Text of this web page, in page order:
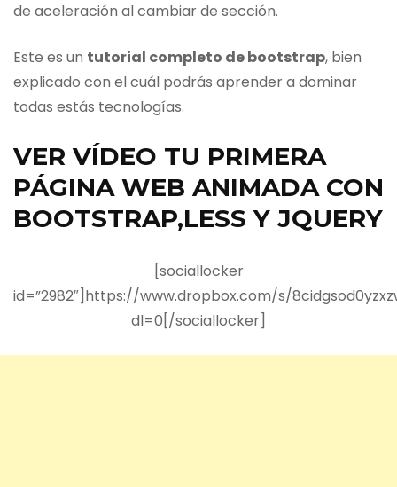
de aceleración al cambiar de sección.
Este es un tutorial completo de bootstrap, bien
explicado con el cuál podrás aprender a dominar
todas estás tecnologías.
VER VÍDEO TU PRIMERA
PÁGINA WEB ANIMADA CON
BOOTSTRAP,LESS Y JQUERY
[sociallocker
id=”2982″]https://www.dropbox.com/s/
dl=0[/sociallocker]